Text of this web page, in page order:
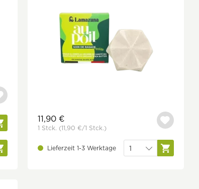
11,90 €
1 Stck. (11,90 €/1 Stck.)
Lieferzeit 1-3 Werktage